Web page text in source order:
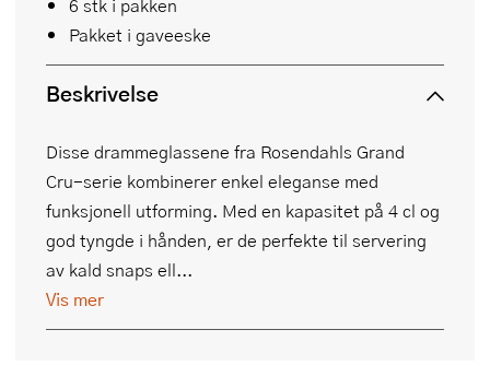
6 stk i pakken
Pakket i gaveeske
Beskrivelse
Disse drammeglassene fra Rosendahls Grand
Cru-serie kombinerer enkel eleganse med
funksjonell utforming. Med en kapasitet på 4 cl og
god tyngde i hånden, er de perfekte til servering
av kald snaps ell...
Vis mer